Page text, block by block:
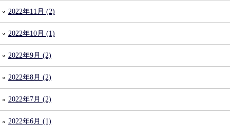
2022年11月 (2)
2022年10月 (1)
2022年9月 (2)
2022年8月 (2)
2022年7月 (2)
2022年6月 (1)